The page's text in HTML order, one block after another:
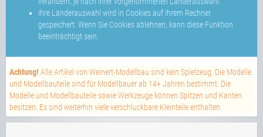
Ihre Länderauswahl wird in Cookies auf Ihrem Rechner
gespeichert. Wenn Sie Cookies ablehnen, kann diese Funktion
beeinträchtigt sein.
Achtung! Alle Artikel von Weinert-Modellbau sind kein Spielzeug. Die Modelle
und Modellbauteile sind für Modellbauer ab 14+ Jahren bestimmt. Die
Modelle und Modellbauteile sowie Werkzeuge können Spitzen und Kanten
besitzen. Es sind weiterhin viele verschluckbare Kleinteile enthalten.